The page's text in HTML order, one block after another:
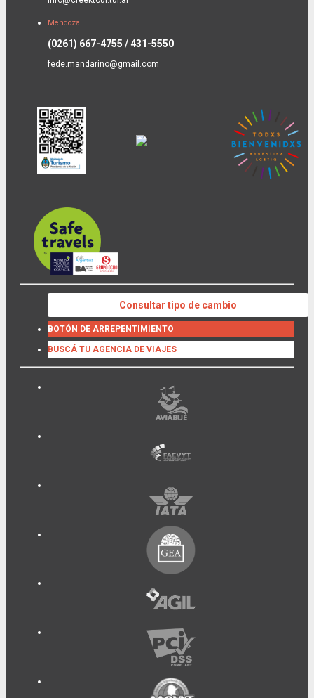
Mendoza
(0261) 667-4755 / 431-5550
fede.mandarino@gmail.com
Consultar tipo de cambio
BOTÓN DE ARREPENTIMIENTO
BUSCÁ TU AGENCIA DE VIAJES